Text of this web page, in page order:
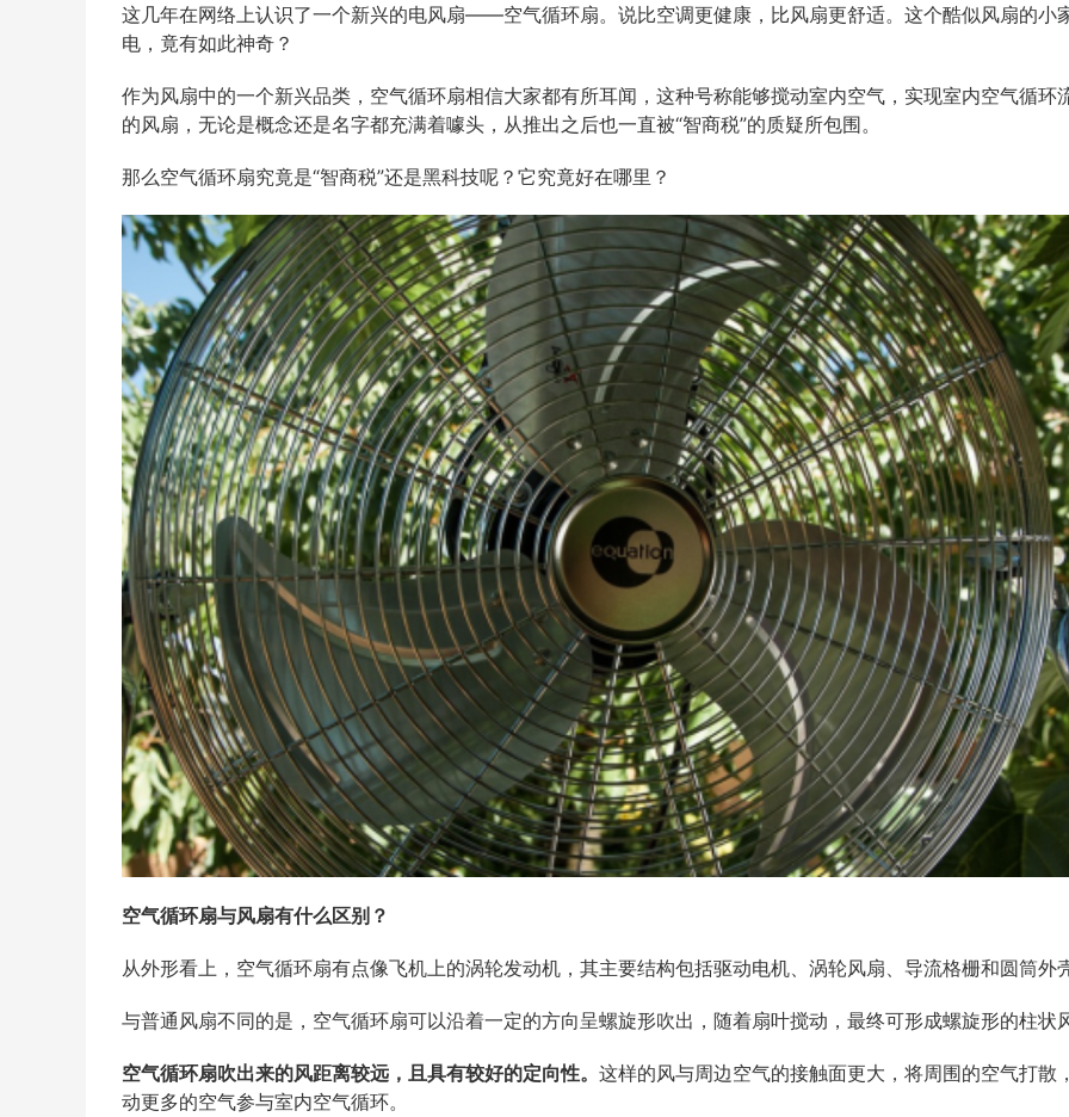
这几年在网络上认识了一个新兴的电风扇——空气循环扇。说比空调更健康，比风扇更舒适。这个酷似风扇的小
电，竟有如此神奇？
作为风扇中的一个新兴品类，空气循环扇相信大家都有所耳闻，这种号称能够搅动室内空气，实现室内空气循环
的风扇，无论是概念还是名字都充满着噱头，从推出之后也一直被“智商税”的质疑所包围。
那么空气循环扇究竟是“智商税”还是黑科技呢？它究竟好在哪里？
空气循环扇与风扇有什么区别？
从外形看上，空气循环扇有点像飞机上的涡轮发动机，其主要结构包括驱动电机、涡轮风扇、导流格栅和圆筒外
与普通风扇不同的是，空气循环扇可以沿着一定的方向呈螺旋形吹出，随着扇叶搅动，最终可形成螺旋形的柱状
空气循环扇吹出来的风距离较远，且具有较好的定向性。 这样的风与周边空气的接触面更大，将周围的空气打散
动更多的空气参与室内空气循环。